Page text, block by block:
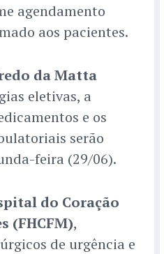
agendamento
aos pacientes.
da Matta
eletivas, a
e os
serão
feira (29/06).
do Coração
(FHCFM),
de urgência e